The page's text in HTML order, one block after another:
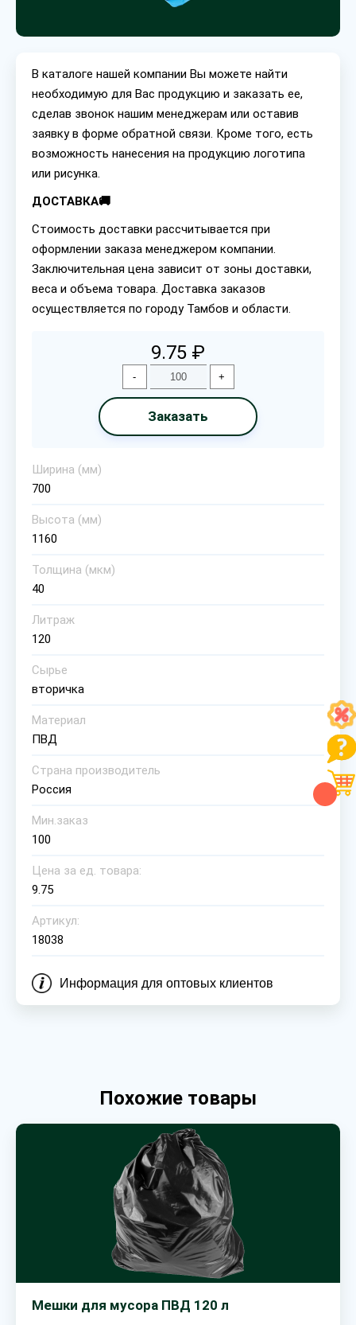
В каталоге нашей компании Вы можете найти
необходимую для Вас продукцию и заказать ее,
сделав звонок нашим менеджерам или оставив
заявку в форме обратной связи. Кроме того, есть
возможность нанесения на продукцию логотипа
или рисунка.
ДОСТАВКА🚚
Стоимость доставки рассчитывается при
оформлении заказа менеджером компании.
Заключительная цена зависит от зоны доставки,
веса и объема товара. Доставка заказов
осуществляется по городу Тамбов и области.
9.75 ₽
- +
Заказать
Ширина (мм)
700
Высота (мм)
1160
Толщина (мкм)
40
Литраж
120
Сырье
вторичка
Материал
ПВД
Страна производитель
Россия
Мин.заказ
100
Цена за ед. товара:
9.75
Артикул:
18038
Информация для оптовых клиентов
Похожие товары
Мешки для мусора ПВД 120 л